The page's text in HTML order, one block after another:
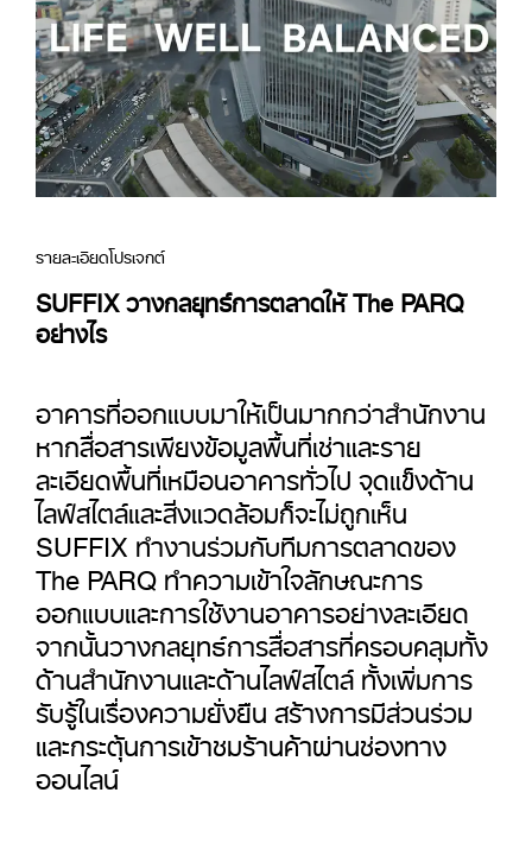
รายละเอียดโปรเจกต์
SUFFIX วางกลยุทธ์การตลาดให้ The PARQ
อย่างไร
อาคารที่ออกแบบมาให้เป็นมากกว่าสำนักงาน
หากสื่อสารเพียงข้อมูลพื้นที่เช่าและราย
ละเอียดพื้นที่เหมือนอาคารทั่วไป จุดแข็งด้าน
ไลฟ์สไตล์และสิ่งแวดล้อมก็จะไม่ถูกเห็น
SUFFIX ทำงานร่วมกับทีมการตลาดของ
The PARQ ทำความเข้าใจลักษณะการ
ออกแบบและการใช้งานอาคารอย่างละเอียด
จากนั้นวางกลยุทธ์การสื่อสารที่ครอบคลุมทั้ง
ด้านสำนักงานและด้านไลฟ์สไตล์ ทั้งเพิ่มการ
รับรู้ในเรื่องความยั่งยืน สร้างการมีส่วนร่วม
และกระตุ้นการเข้าชมร้านค้าผ่านช่องทาง
ออนไลน์